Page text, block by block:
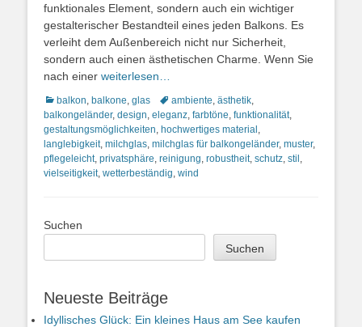
funktionales Element, sondern auch ein wichtiger
gestalterischer Bestandteil eines jeden Balkons. Es
verleiht dem Außenbereich nicht nur Sicherheit,
sondern auch einen ästhetischen Charme. Wenn Sie
nach einer weiterlesen…
Kategorien
balkon balkone glas Schlagworte
ambiente ästhetik
balkongeländer, design eleganz farbtöne funktionalität,
gestaltungsmöglichkeiten hochwertiges material
langlebigkeit, milchglas milchglas für balkongeländer, muster,
pflegeleicht, privatsphäre reinigung robustheit, schutz stil
vielseitigkeit, wetterbeständig wind
Suchen
Suchen
Neueste Beiträge
Idyllisches Glück: Ein kleines Haus am See kaufen